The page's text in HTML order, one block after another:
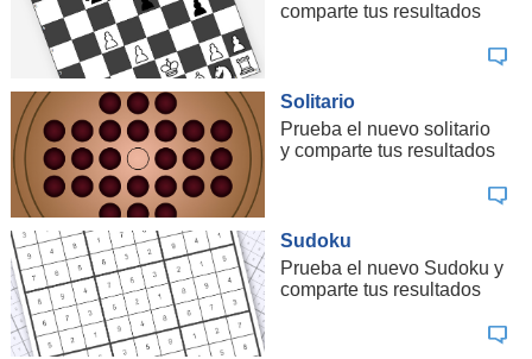
comparte tus resultados
Solitario
Prueba el nuevo solitario
y comparte tus resultados
Sudoku
Prueba el nuevo Sudoku y
comparte tus resultados